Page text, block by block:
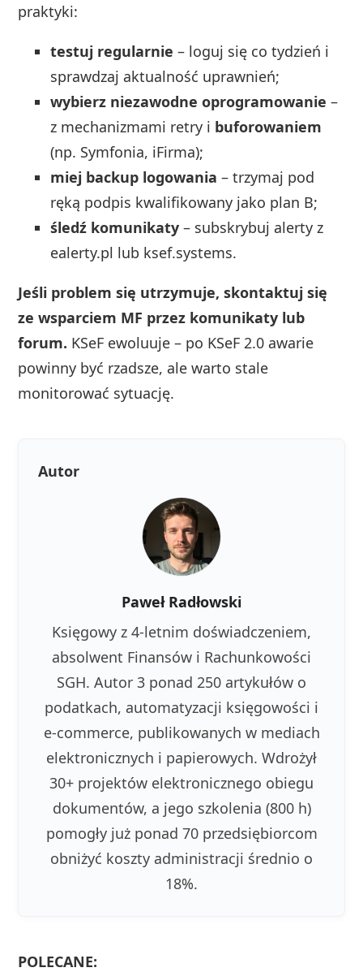
praktyki:
testuj regularnie – loguj się co tydzień i
sprawdzaj aktualność uprawnień;
wybierz niezawodne oprogramowanie –
z mechanizmami retry i buforowaniem
(np. Symfonia, iFirma);
miej backup logowania – trzymaj pod
ręką podpis kwalifikowany jako plan B;
śledź komunikaty – subskrybuj alerty z
ealerty.pl lub ksef.systems.
Jeśli problem się utrzymuje, skontaktuj się
ze wsparciem MF przez komunikaty lub
forum. KSeF ewoluuje – po KSeF 2.0 awarie
powinny być rzadsze, ale warto stale
monitorować sytuację.
Autor
Paweł Radłowski
Księgowy z 4-letnim doświadczeniem,
absolwent Finansów i Rachunkowości
SGH. Autor 3 ponad 250 artykułów o
podatkach, automatyzacji księgowości i
e-commerce, publikowanych w mediach
elektronicznych i papierowych. Wdrożył
30+ projektów elektronicznego obiegu
dokumentów, a jego szkolenia (800 h)
pomogły już ponad 70 przedsiębiorcom
obniżyć koszty administracji średnio o
18%.
POLECANE: